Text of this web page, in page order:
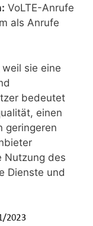
VoLTE-Anrufe
als Anrufe
sie eine
bedeutet
einen
geringeren
Nutzung des
Dienste und